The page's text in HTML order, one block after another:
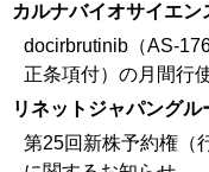
カルナバイオサイエン
docirbrutinib（AS-
正条項付）の月間行
リネットジャパングル
第25回新株予約権（